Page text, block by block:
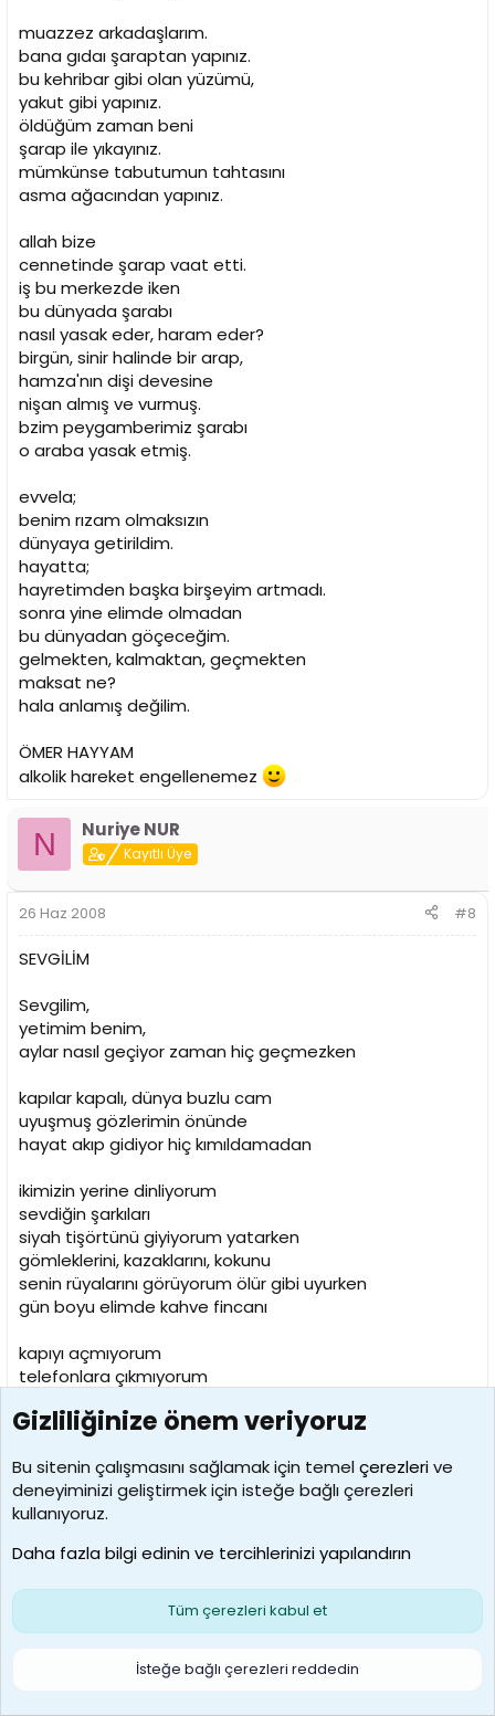
muazzez arkadaşlarım.
bana gıdaı şaraptan yapınız.
bu kehribar gibi olan yüzümü,
yakut gibi yapınız.
öldüğüm zaman beni
şarap ile yıkayınız.
mümkünse tabutumun tahtasını
asma ağacından yapınız.
allah bize
cennetinde şarap vaat etti.
iş bu merkezde iken
bu dünyada şarabı
nasıl yasak eder, haram eder?
birgün, sinir halinde bir arap,
hamza'nın dişi devesine
nişan almış ve vurmuş.
bzim peygamberimiz şarabı
o araba yasak etmiş.
evvela;
benim rızam olmaksızın
dünyaya getirildim.
hayatta;
hayretimden başka birşeyim artmadı.
sonra yine elimde olmadan
bu dünyadan göçeceğim.
gelmekten, kalmaktan, geçmekten
maksat ne?
hala anlamış değilim.
ÖMER HAYYAM
alkolik hareket engellenemez
N Nuriye NUR
Kayıtlı Üye
26 Haz 2008 #8
SEVGİLİM
Sevgilim,
yetimim benim,
aylar nasıl geçiyor zaman hiç geçmezken
kapılar kapalı, dünya buzlu cam
uyuşmuş gözlerimin önünde
hayat akıp gidiyor hiç kımıldamadan
ikimizin yerine dinliyorum
sevdiğin şarkıları
siyah tişörtünü giyiyorum yatarken
gömleklerini, kazaklarını, kokunu
senin rüyalarını görüyorum ölür gibi uyurken
gün boyu elimde kahve fincanı
kapıyı açmıyorum
telefonlara çıkmıyorum
Sevgilim,
yetimim benim,
nasıl da kayıtsız gülüyorsun hayata
öldüğünden haberi yok fotoğraflarının
MURATHAN MUNGAN
N Nuriye NUR
Kayıtlı Üye
Gizliliğinize önem veriyoruz
Bu sitenin çalışmasını sağlamak için temelçerezlerive
deneyiminizi geliştirmek için isteğe bağlı çerezleri
kullanıyoruz.
Daha fazla bilgi edinin ve tercihlerinizi yapılandırın
Tüm çerezleri kabul et
İsteğe bağlı çerezleri reddedin